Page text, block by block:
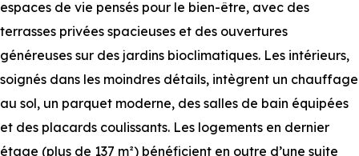
espaces de vie pensés pour le bien-être, avec des
terrasses privées spacieuses et des ouvertures
généreuses sur des jardins bioclimatiques. Les intérieurs,
soignés dans les moindres détails, intègrent un chauffage
au sol, un parquet moderne, des salles de bain équipées
et des placards coulissants. Les logements en dernier
étage (plus de 137 m²) bénéficient en outre d’une suite